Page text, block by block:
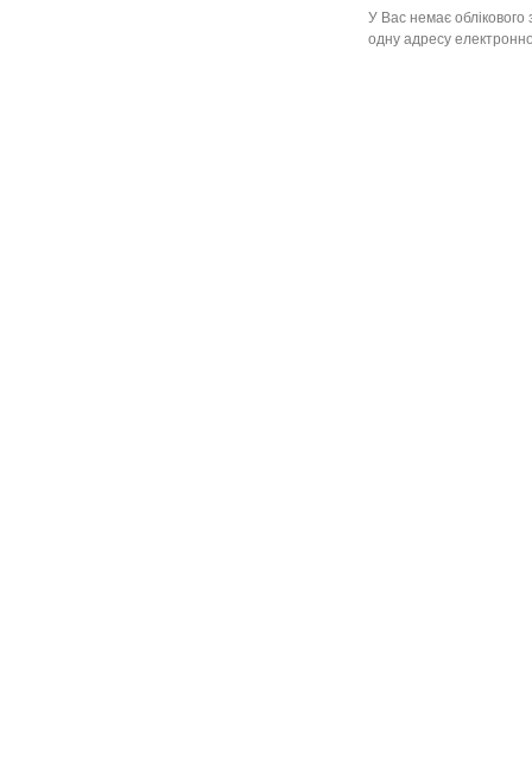
У Вас немає облікового
одну адресу